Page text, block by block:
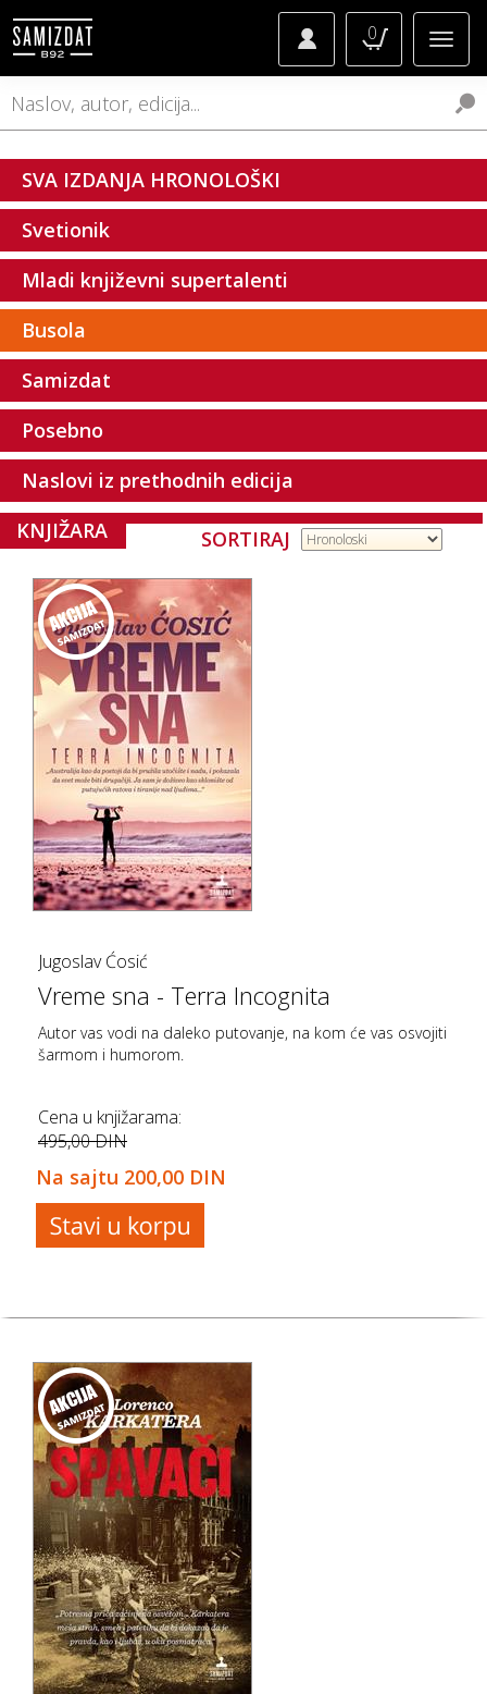
0
SVA IZDANJA HRONOLOŠKI
Svetionik
Mladi književni supertalenti
Busola
Samizdat
Posebno
Naslovi iz prethodnih edicija
SORTIRAJ
KNJIŽARA
Jugoslav Ćosić
Vreme sna - Terra Incognita
Autor vas vodi na daleko putovanje, na kom će vas osvojiti
šarmom i humorom.
Cena u knjižarama:
495,00 DIN
Na sajtu 200,00 DIN